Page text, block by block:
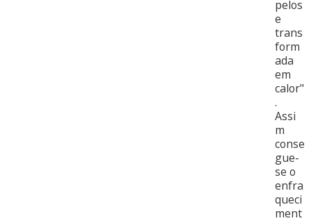
pelos
e
trans
form
ada
em
calor"
.
Assi
m
conse
gue-
se o
enfra
queci
ment